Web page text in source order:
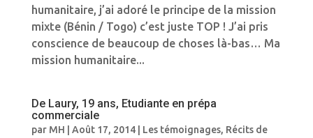
humanitaire, j’ai adoré le principe de la mission
mixte (Bénin / Togo) c’est juste TOP ! J’ai pris
conscience de beaucoup de choses là-bas… Ma
mission humanitaire...
De Laury, 19 ans, Etudiante en prépa
commerciale
par MH Août 17, 2014| Les témoignages, Récits de